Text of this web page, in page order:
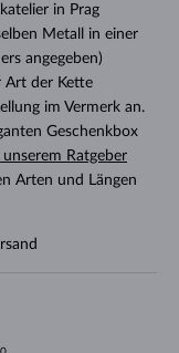
in Prag
Metall in einer
angegeben)
Art der Kette
im Vermerk an.
Geschenkbox
unserem Ratgeber
Arten und Längen